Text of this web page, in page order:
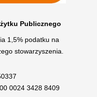
Publicznego
1,5% podatku na
stowarzyszenia.
0024 3428 8409